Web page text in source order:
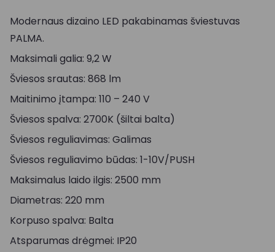
Modernaus dizaino LED pakabinamas šviestuvas
PALMA.
Maksimali galia: 9,2 W
Šviesos srautas: 868 lm
Maitinimo įtampa: 110 – 240 V
Šviesos spalva: 2700K (šiltai balta)
Šviesos reguliavimas: Galimas
Šviesos reguliavimo būdas: 1-10V/PUSH
Maksimalus laido ilgis: 2500 mm
Diametras: 220 mm
Korpuso spalva: Balta
Atsparumas drėgmei: IP20